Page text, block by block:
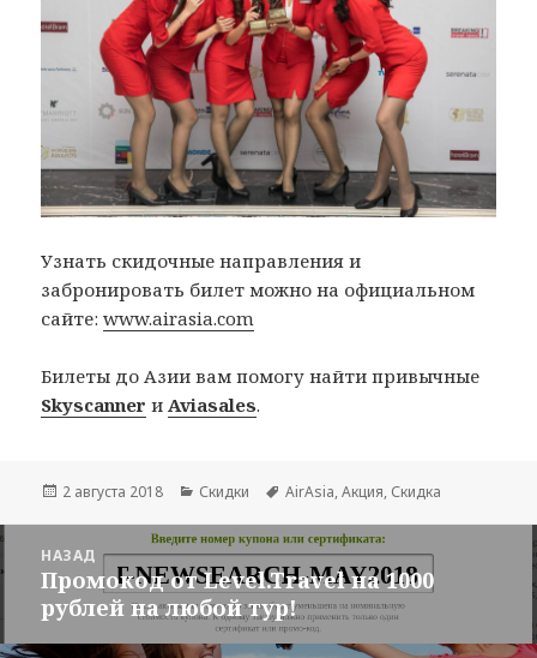
Узнать скидочные направления и
забронировать билет можно на официальном
сайте:www.airasia.com
Билеты до Азии вам помогу найти привычные
Skyscanner иAviasales.
Опубликовано
2 августа 2018 Рубрики
Скидки Метки
AirAsia,Акция, Скидка
Навигация
по
записям
НАЗАД
Предыдущая
запись:
Промокод от Level.Travel на 1000
рублей на любой тур!